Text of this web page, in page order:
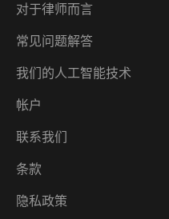
对于律师而言
常见问题解答
我们的人工智能技术
帐户
联系我们
条款
隐私政策
België
Deutschland